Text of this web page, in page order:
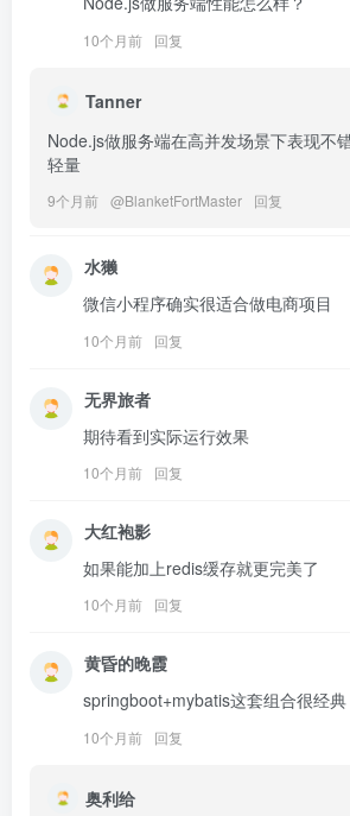
10个月前 回复
Tanner
Node.js做服务端在高并发场景下表现不
轻量
9个月前 @BlanketFortMaster 回复
水獭
微信小程序确实很适合做电商项目
10个月前 回复
无界旅者
期待看到实际运行效果
10个月前 回复
大红袍影
如果能加上redis缓存就更完美了
10个月前 回复
黄昏的晚霞
springboot+mybatis这套组合很经典
10个月前 回复
奥利给